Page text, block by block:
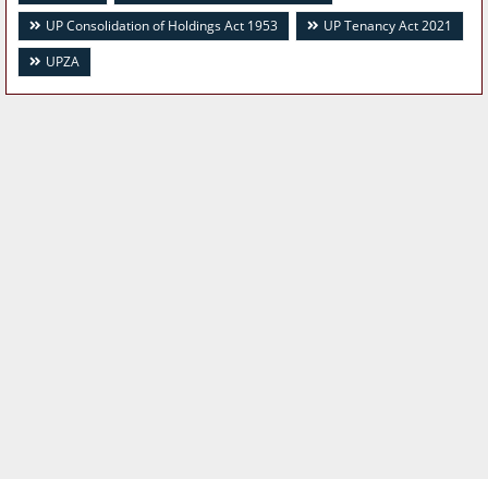
UP Consolidation of Holdings Act 1953
UP Tenancy Act 2021
UPZA